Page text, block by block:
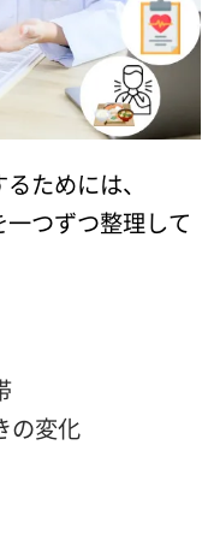
ためには、
一つずつ整理して
の変化